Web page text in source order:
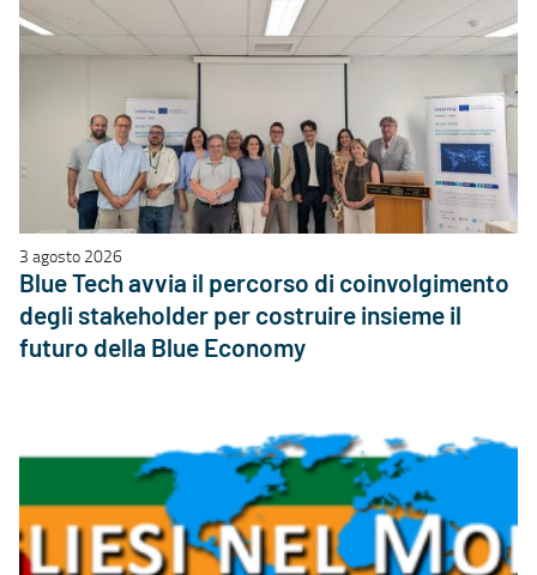
3 agosto 2026
Blue Tech avvia il percorso di coinvolgimento
degli stakeholder per costruire insieme il
futuro della Blue Economy